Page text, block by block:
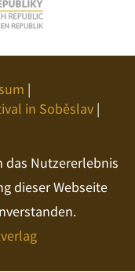
|
in Soběslav |
das Nutzererlebnis
dieser Webseite